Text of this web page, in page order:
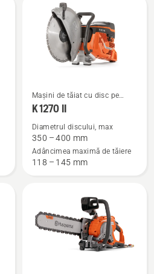
Vezi
mai
detalii
despre
K 1270 II
Mașini de tăiat cu disc pe
benzină
K 1270 II
Diametrul discului, max
350 – 400 mm
Adâncimea maximă de tăiere
118 – 145 mm